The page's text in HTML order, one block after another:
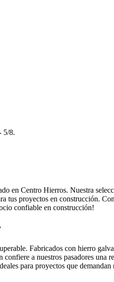
5/8.
en Centro Hierros. Nuestra
tus proyectos en construcción.
confiable en construcción!
Fabricados con hierro
a nuestros pasadores una
para proyectos que